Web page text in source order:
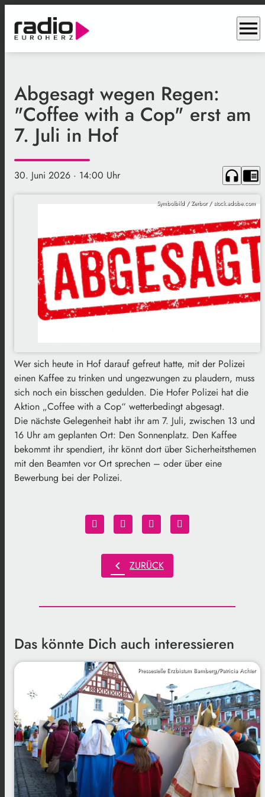
menu
Abgesagt wegen Regen:
"Coffee with a Cop" erst am
7. Juli in Hof
30. Juni 2026 · 14:00 Uhr headphones chrome_reader_mode
Symbolbild / Zerbor / stock.adobe.com
Wer sich heute in Hof darauf gefreut hatte, mit der Polizei
einen Kaffee zu trinken und ungezwungen zu plaudern, muss
sich noch ein bisschen gedulden. Die Hofer Polizei hat die
Aktion „Coffee with a Cop“ wetterbedingt abgesagt.
Die nächste Gelegenheit habt ihr am 7. Juli, zwischen 13 und
16 Uhr am geplanten Ort: Den Sonnenplatz. Den Kaffee
bekommt ihr spendiert, ihr könnt dort über Sicherheitsthemen
mit den Beamten vor Ort sprechen – oder über eine
Bewerbung bei der Polizei.
chevron_left ZURÜCK
Das könnte Dich auch interessieren
Pressestelle Erzbistum Bamberg/Patricia Achter